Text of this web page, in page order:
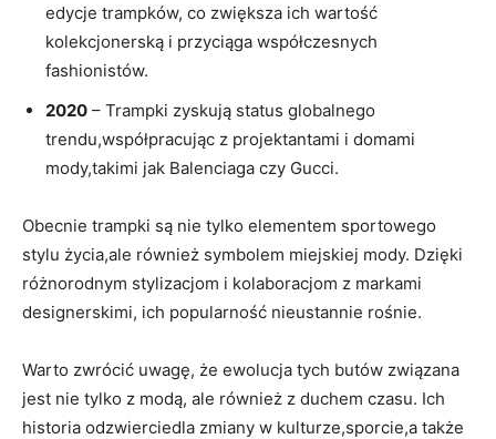
edycje trampków, co zwiększa‍ ich⁣ wartość⁤
kolekcjonerską i przyciąga współczesnych​
fashionistów.
2020 – Trampki zyskują status globalnego
trendu,współpracując z projektantami i ⁢domami
mody,takimi jak ⁢Balenciaga czy Gucci.
Obecnie trampki ‌są nie tylko ⁤elementem sportowego
stylu życia,ale również ⁣symbolem miejskiej ‌mody. Dzięki
⁤różnorodnym stylizacjom ⁢i kolaboracjom z​ markami
designerskimi, ich popularność nieustannie rośnie.
Warto‍ zwrócić uwagę, ⁣że ewolucja tych butów związana
jest nie ​tylko z modą, ale również z duchem czasu. Ich⁢
historia ​odzwierciedla zmiany w kulturze,sporcie,a ‌także